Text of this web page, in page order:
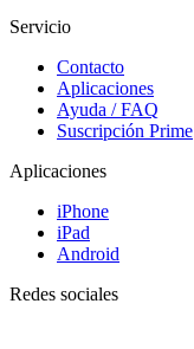
Servicio
Contacto
Aplicaciones
Ayuda / FAQ
Suscripción Prime
Aplicaciones
iPhone
iPad
Android
Redes sociales